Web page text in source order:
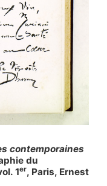
contemporaines
du
1er, Paris, Ernest